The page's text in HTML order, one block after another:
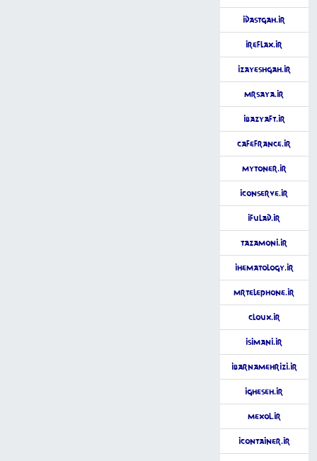
iDastgah.ir
iReflax.ir
iZayeshgah.ir
MrSaya.ir
iBazyaft.ir
CafeFrance.ir
MyToner.ir
iConserve.ir
iFulad.ir
Tazamoni.ir
iHematology.ir
MrTelephone.ir
Cloux.ir
iSimani.ir
iBarnamehrizi.ir
iGheseh.ir
Mexol.ir
iContainer.ir